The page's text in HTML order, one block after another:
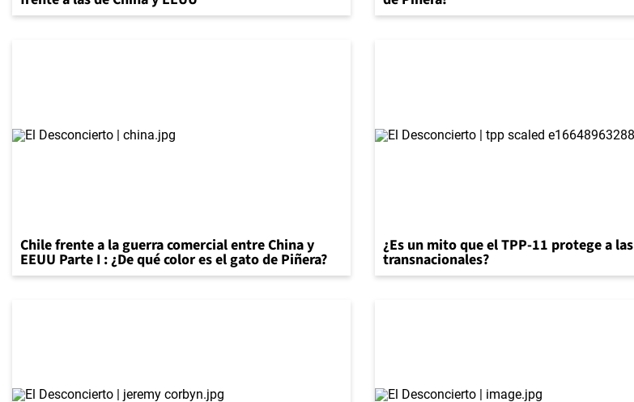
Chile frente a la guerra comercial entre China y
EEUU Parte I : ¿De qué color es el gato de Piñera?
¿Es un mito que el TPP-11 protege a las
transnacionales?